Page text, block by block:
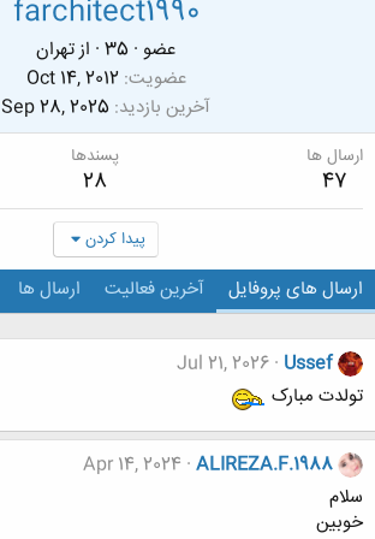
farchitect1990
عضو ·
· ازتهران
عضویت Oct 14, 2012
آخرین بازدید Sep 28, 2025
ارسال ها
47
پسندها
28
پیدا کردن
ارسال های پروفایل آخرین فعالیت ارسال ها
Ussef
Jul 21, 2026
تولدت مبارک
ALIREZA.F.1988
Apr 14, 2024
سلام
خوبین